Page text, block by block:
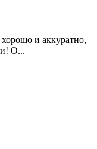
и аккуратно,
О...